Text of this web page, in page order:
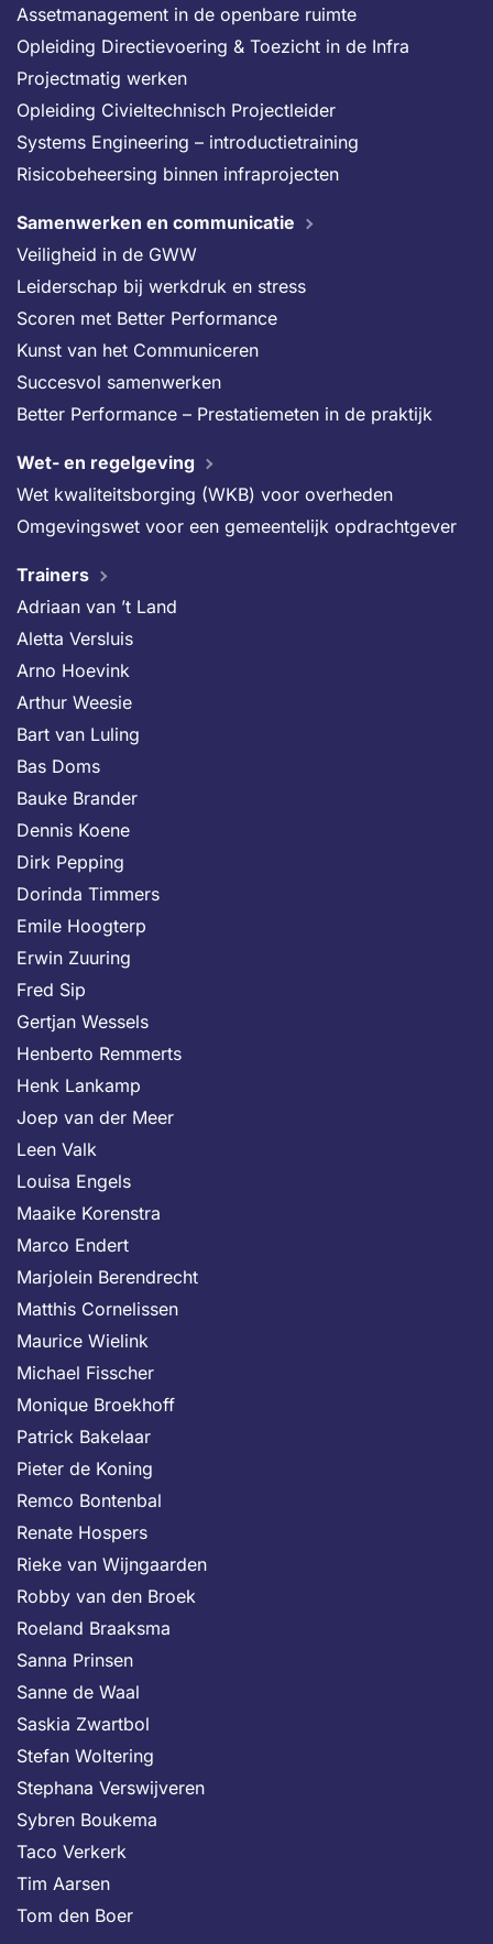
Assetmanagement in de openbare ruimte
Opleiding Directievoering & Toezicht in de Infra
Projectmatig werken
Opleiding Civieltechnisch Projectleider
Systems Engineering – introductietraining
Risicobeheersing binnen infraprojecten
Samenwerken en communicatie
Veiligheid in de GWW
Leiderschap bij werkdruk en stress
Scoren met Better Performance
Kunst van het Communiceren
Succesvol samenwerken
Better Performance – Prestatiemeten in de praktijk
Wet- en regelgeving
Wet kwaliteitsborging (WKB) voor overheden
Omgevingswet voor een gemeentelijk opdrachtgever
Trainers
Adriaan van ’t Land
Aletta Versluis
Arno Hoevink
Arthur Weesie
Bart van Luling
Bas Doms
Bauke Brander
Dennis Koene
Dirk Pepping
Dorinda Timmers
Emile Hoogterp
Erwin Zuuring
Fred Sip
Gertjan Wessels
Henberto Remmerts
Henk Lankamp
Joep van der Meer
Leen Valk
Louisa Engels
Maaike Korenstra
Marco Endert
Marjolein Berendrecht
Matthis Cornelissen
Maurice Wielink
Michael Fisscher
Monique Broekhoff
Patrick Bakelaar
Pieter de Koning
Remco Bontenbal
Renate Hospers
Rieke van Wijngaarden
Robby van den Broek
Roeland Braaksma
Sanna Prinsen
Sanne de Waal
Saskia Zwartbol
Stefan Woltering
Stephana Verswijveren
Sybren Boukema
Taco Verkerk
Tim Aarsen
Tom den Boer